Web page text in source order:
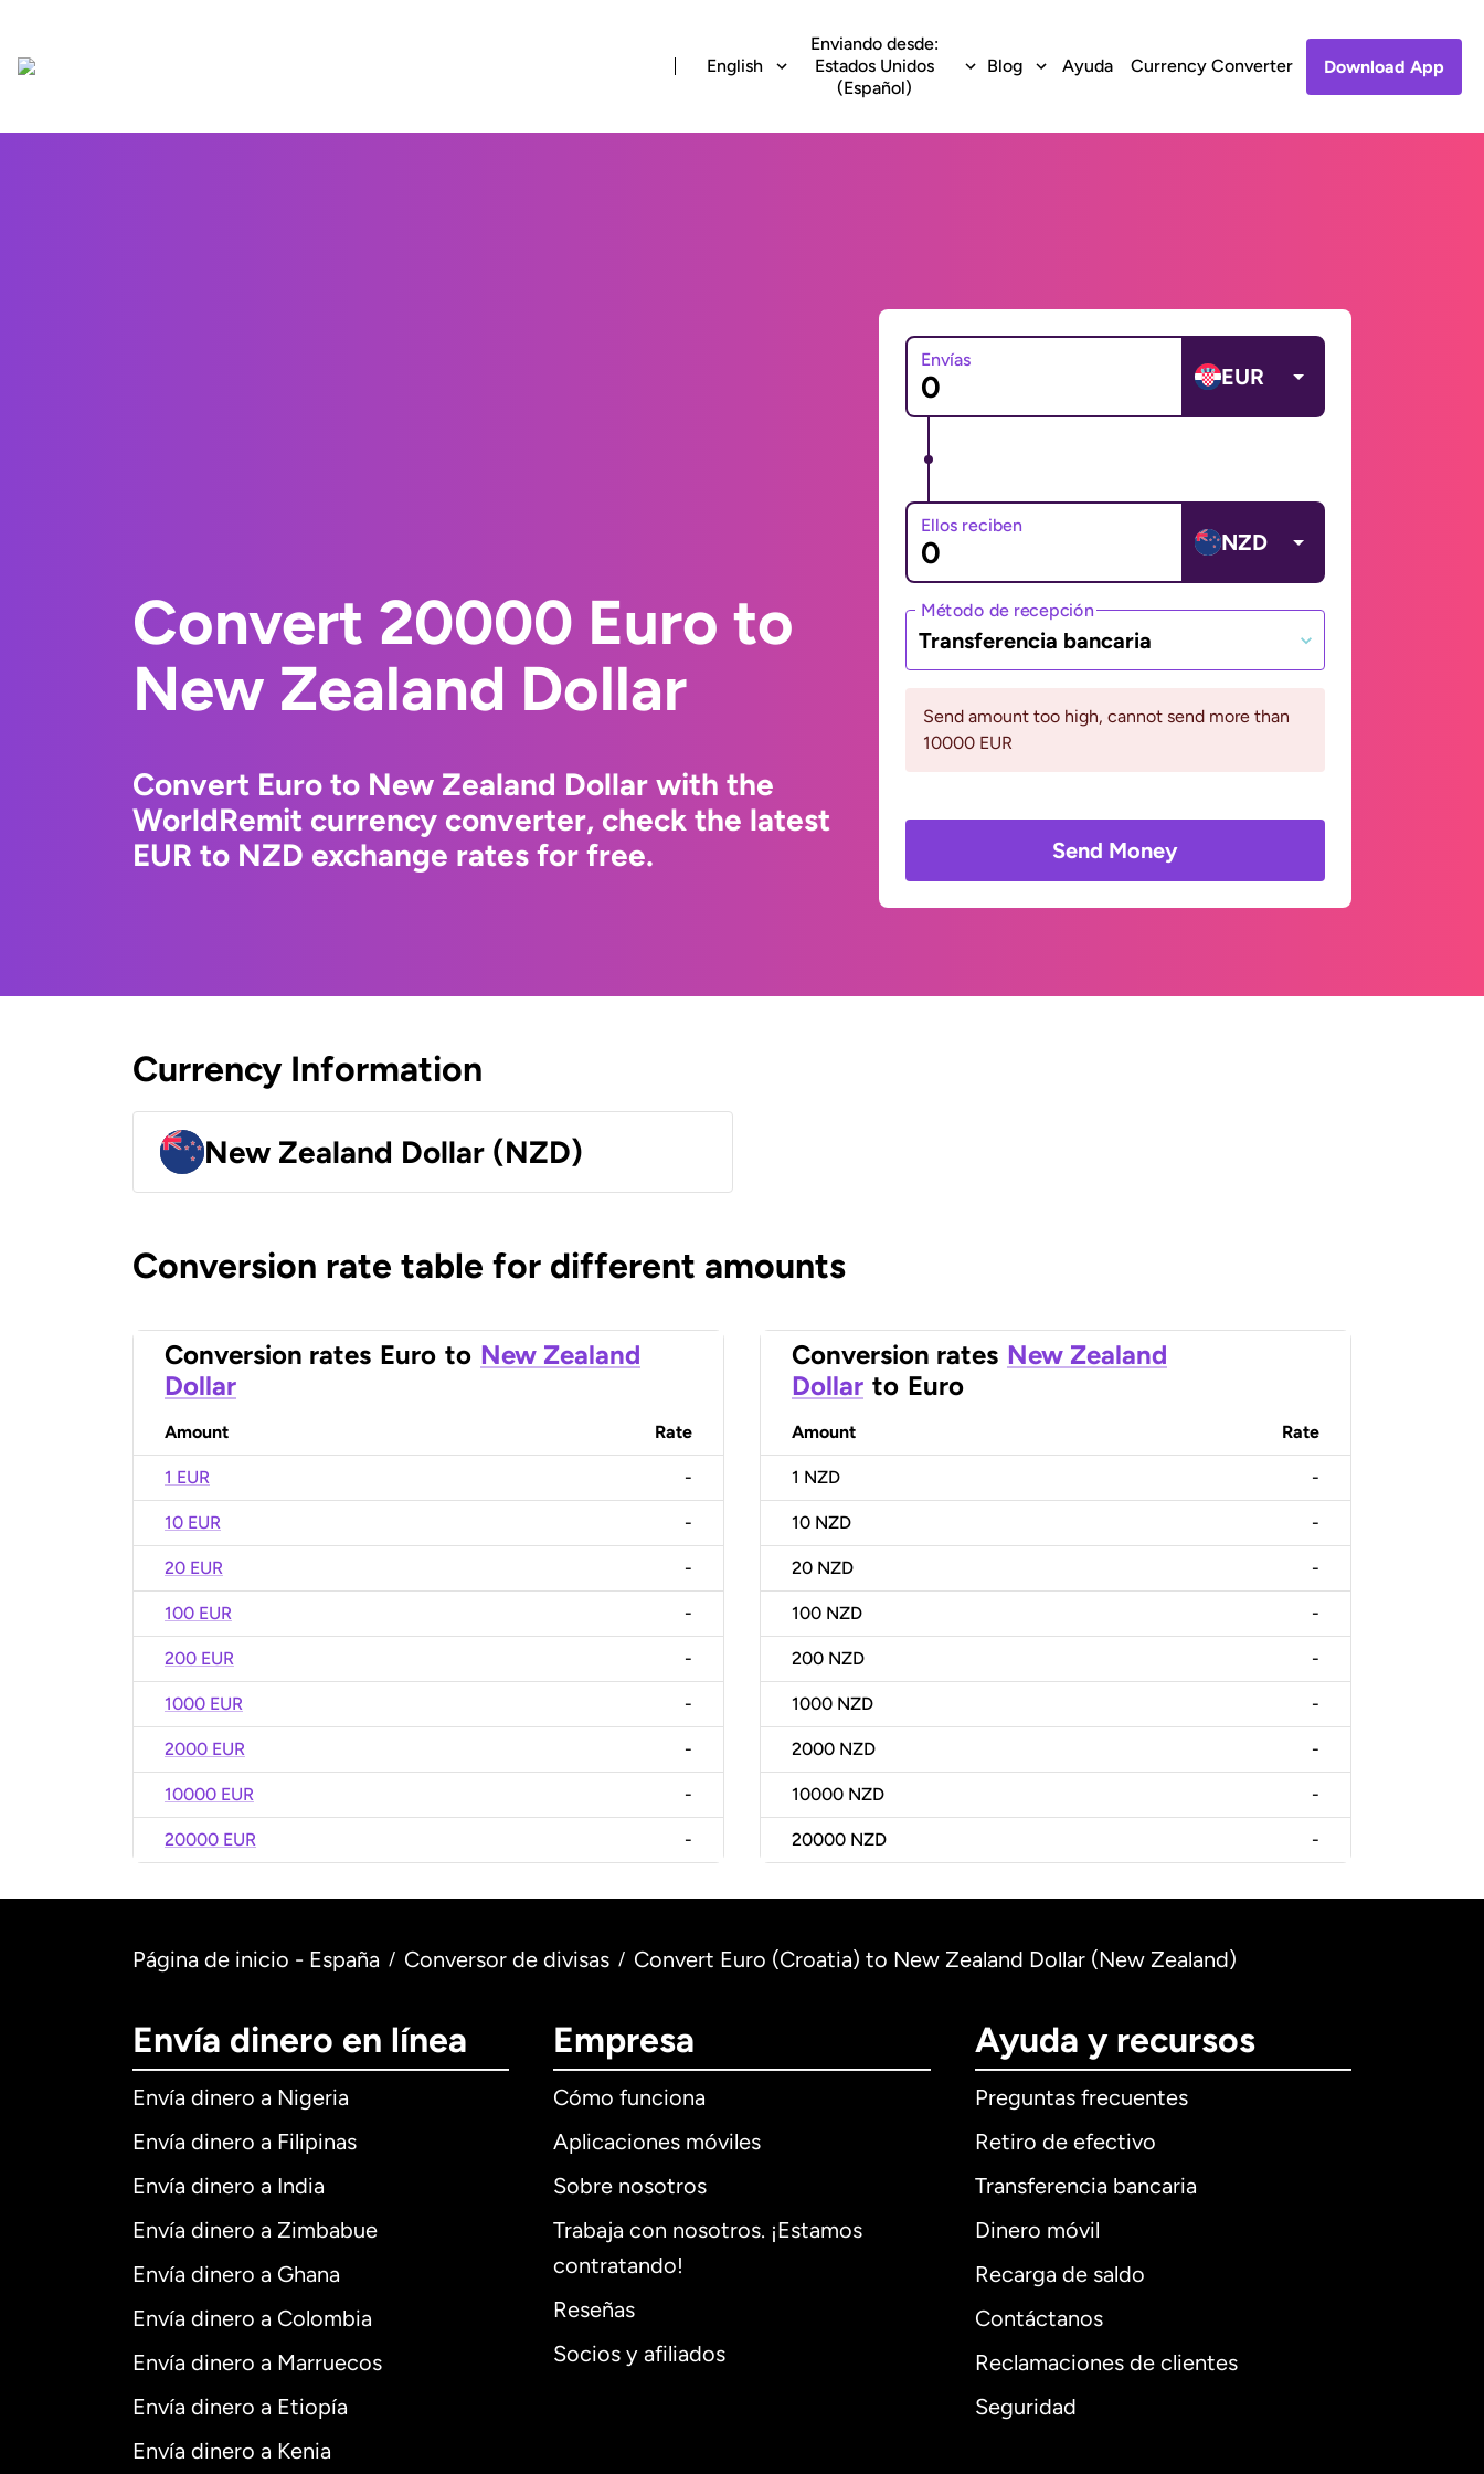
English
Enviando desde:
Estados Unidos
(Español)
Blog Ayuda Currency Converter Download App
Convert 20000 Euro to
New Zealand Dollar
Convert Euro to New Zealand Dollar with the
WorldRemit currency converter, check the latest
EUR to NZD exchange rates for free.
Envías
EUR
Ellos reciben
NZD
Método de recepción
Transferencia bancaria
Send amount too high, cannot send more than
10000 EUR
Send Money
Currency Information
New Zealand Dollar (NZD)
Conversion rate table for different amounts
Conversion rates Euro to New Zealand
Dollar
Amount Rate
1 EUR -
10 EUR -
20 EUR -
100 EUR -
200 EUR -
1000 EUR -
2000 EUR -
10000 EUR -
20000 EUR -
Conversion rates New Zealand
Dollar to Euro
Amount Rate
1 NZD -
10 NZD -
20 NZD -
100 NZD -
200 NZD -
1000 NZD -
2000 NZD -
10000 NZD -
20000 NZD -
Página de inicio - España / Conversor de divisas / Convert Euro (Croatia) to New Zealand Dollar (New Zealand)
Envía dinero en línea
Envía dinero a Nigeria
Envía dinero a Filipinas
Envía dinero a India
Envía dinero a Zimbabue
Envía dinero a Ghana
Envía dinero a Colombia
Envía dinero a Marruecos
Envía dinero a Etiopía
Envía dinero a Kenia
Empresa
Cómo funciona
Aplicaciones móviles
Sobre nosotros
Trabaja con nosotros. ¡Estamos
contratando!
Reseñas
Socios y afiliados
Ayuda y recursos
Preguntas frecuentes
Retiro de efectivo
Transferencia bancaria
Dinero móvil
Recarga de saldo
Contáctanos
Reclamaciones de clientes
Seguridad